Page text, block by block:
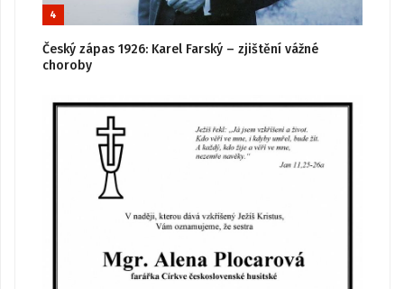
4
Český zápas 1926: Karel Farský – zjištění vážné
choroby